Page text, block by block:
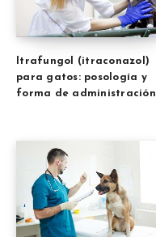
Itrafungol (itraconazol)
para gatos: posología y
forma de administración